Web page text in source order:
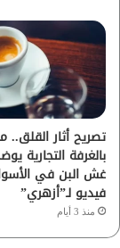
تصريح أثار
بالغرفة التجارية
غش البن في
فيديو لـ”أزهري”
منذ 3 أيام